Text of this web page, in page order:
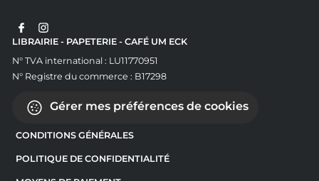
LIBRAIRIE - PAPETERIE - CAFÉ UM ECK
N° TVA international : LU11770951
N° Registre du commerce : B17298
Gérer mes préférences de cookies
CONDITIONS GÉNÉRALES
POLITIQUE DE CONFIDENTIALITÉ